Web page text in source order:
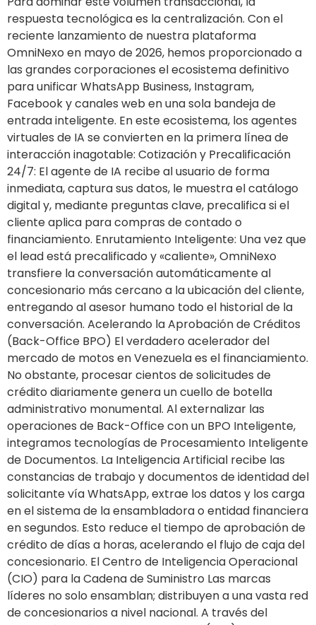
respuesta tecnológica es la centralización. Con el
reciente lanzamiento de nuestra plataforma
OmniNexo en mayo de 2026, hemos proporcionado a
las grandes corporaciones el ecosistema definitivo
para unificar WhatsApp Business, Instagram,
Facebook y canales web en una sola bandeja de
entrada inteligente. En este ecosistema, los agentes
virtuales de IA se convierten en la primera línea de
interacción inagotable: Cotización y Precalificación
24/7: El agente de IA recibe al usuario de forma
inmediata, captura sus datos, le muestra el catálogo
digital y, mediante preguntas clave, precalifica si el
cliente aplica para compras de contado o
financiamiento. Enrutamiento Inteligente: Una vez que
el lead está precalificado y «caliente», OmniNexo
transfiere la conversación automáticamente al
concesionario más cercano a la ubicación del cliente,
entregando al asesor humano todo el historial de la
conversación. Acelerando la Aprobación de Créditos
(Back-Office BPO) El verdadero acelerador del
mercado de motos en Venezuela es el financiamiento.
No obstante, procesar cientos de solicitudes de
crédito diariamente genera un cuello de botella
administrativo monumental. Al externalizar las
operaciones de Back-Office con un BPO Inteligente,
integramos tecnologías de Procesamiento Inteligente
de Documentos. La Inteligencia Artificial recibe las
constancias de trabajo y documentos de identidad del
solicitante vía WhatsApp, extrae los datos y los carga
en el sistema de la ensambladora o entidad financiera
en segundos. Esto reduce el tiempo de aprobación de
crédito de días a horas, acelerando el flujo de caja del
concesionario. El Centro de Inteligencia Operacional
(CIO) para la Cadena de Suministro Las marcas
líderes no solo ensamblan; distribuyen a una vasta red
de concesionarios a nivel nacional. A través del